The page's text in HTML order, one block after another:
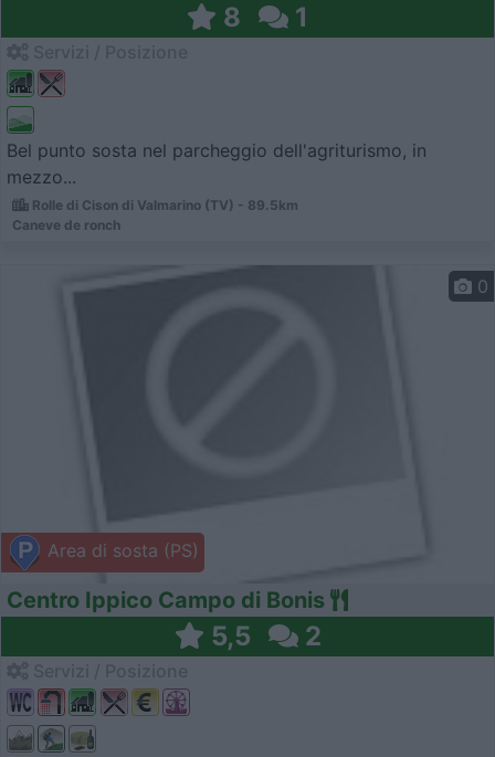
8 1
Bel punto sosta nel parcheggio dell'agriturismo, in
mezzo...
Rolle di Cison di Valmarino (TV) - 89.5km
Caneve de ronch
Area di sosta (PS)
0
Centro Ippico Campo di Bonis
5,5 2